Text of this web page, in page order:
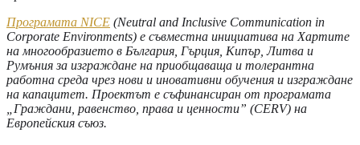
Програмата NICE (Neutral and Inclusive Communication in
Corporate Environments) е съвместна инициатива на Хартите
на многообразието в България, Гърция, Кипър, Литва и
Румъния за изграждане на приобщаваща и толерантна
работна среда чрез нови и иновативни обучения и изграждане
на капацитет. Проектът е съфинансиран от програмата
„Граждани, равенство, права и ценности” (CERV) на
Европейския съюз.